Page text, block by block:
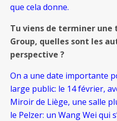
que cela donne.
Tu viens de terminer une
Group, quelles sont les
perspective ?
On a une date importante
large public: le 14 février,
Miroir de Liège, une salle
le Pelzer: un Wang Wei qui